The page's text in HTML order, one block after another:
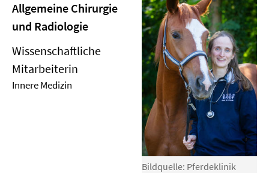
Bildquelle: Pferdeklinik
Allgemeine Chirurgie
und Radiologie
Wissenschaftliche
Mitarbeiterin
Innere Medizin